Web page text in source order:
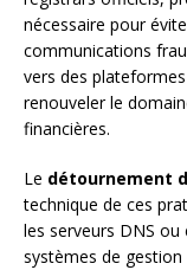
nécessaire pour
communications
vers des
renouveler le
financières.
Le détournement
technique de ces
les serveurs DNS
systèmes de